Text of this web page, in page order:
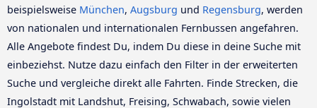
beispielsweise München, Augsburg und Regensburg, werden
von nationalen und internationalen Fernbussen angefahren.
Alle Angebote findest Du, indem Du diese in deine Suche mit
einbeziehst. Nutze dazu einfach den Filter in der erweiterten
Suche und vergleiche direkt alle Fahrten. Finde Strecken, die
Ingolstadt mit Landshut, Freising, Schwabach, sowie vielen